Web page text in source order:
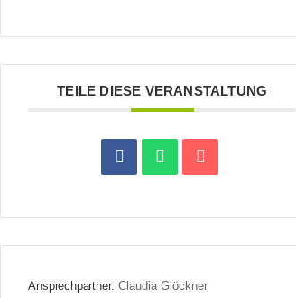
TEILE DIESE VERANSTALTUNG
Ansprechpartner: Claudia Glöckner